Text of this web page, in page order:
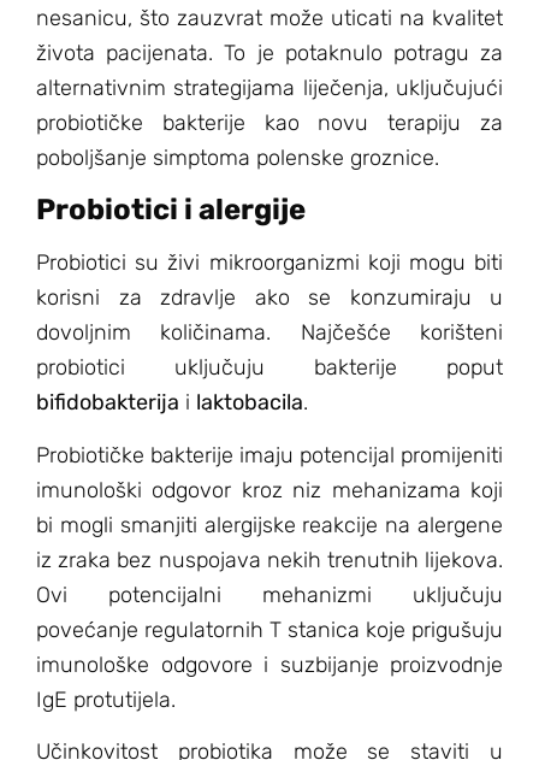
nesanicu, što zauzvrat može uticati na kvalitet
života pacijenata. To je potaknulo potragu za
alternativnim strategijama liječenja, uključujući
probiotičke bakterije kao novu terapiju za
poboljšanje simptoma polenske groznice.
Probiotici i alergije
Probiotici su živi mikroorganizmi koji mogu biti
korisni za zdravlje ako se konzumiraju u
dovoljnim količinama. Najčešće korišteni
probiotici uključuju bakterije poput
bifidobakterija i laktobacila.
Probiotičke bakterije imaju potencijal promijeniti
imunološki odgovor kroz niz mehanizama koji
bi mogli smanjiti alergijske reakcije na alergene
iz zraka bez nuspojava nekih trenutnih lijekova.
Ovi potencijalni mehanizmi uključuju
povećanje regulatornih T stanica koje prigušuju
imunološke odgovore i suzbijanje proizvodnje
IgE protutijela.
Učinkovitost probiotika može se staviti u